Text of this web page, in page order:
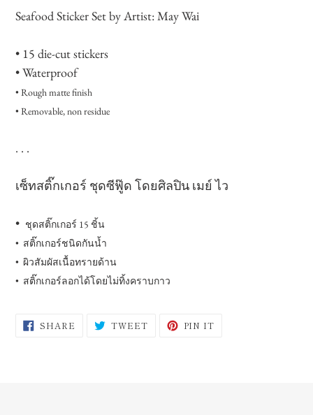
product
cart
Seafood Sticker Set by Artist: May Wai
• 15 die-cut stickers
• Waterproof
• Rough matte finish
• Removable, non residue
. . .
เซ็ทสติ๊กเกอร์ ชุดซีฟู๊ด โดยศิลปิน เมย์ ไว
• ชุดสติ๊กเกอร์ 15 ชิ้น
• สติ๊กเกอร์ชนิดกันน้ำ
• ผิวสัมผัสเนื้อทรายด้าน
• สติ๊กเกอร์ลอกได้โดยไม่ทิ้งคราบกาว
SHARE SHARE
ON
TWEETTWEET PIN IT